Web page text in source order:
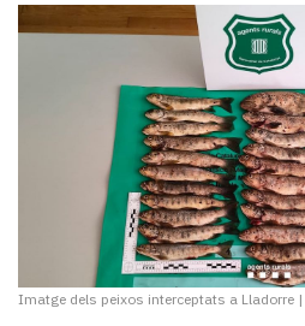
Imatge dels peixos interceptats a Lladorre |